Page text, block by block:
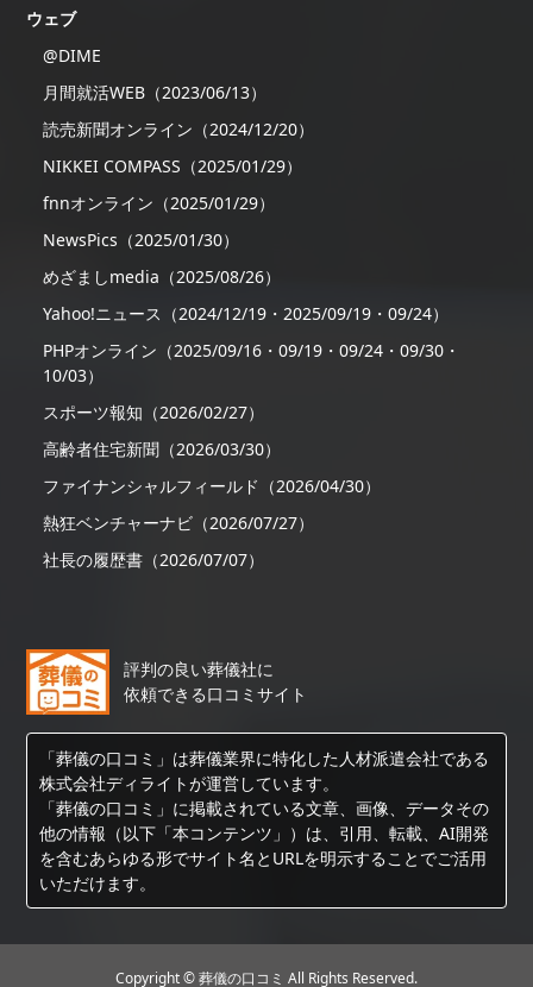
ウェブ
@DIME
月間就活WEB（2023/06/13）
読売新聞オンライン（2024/12/20）
NIKKEI COMPASS（2025/01/29）
fnnオンライン（2025/01/29）
NewsPics（2025/01/30）
めざましmedia（2025/08/26）
Yahoo!ニュース（2024/12/19・2025/09/19・09/24）
PHPオンライン（2025/09/16・09/19・09/24・09/30・
10/03）
スポーツ報知（2026/02/27）
高齢者住宅新聞（2026/03/30）
ファイナンシャルフィールド（2026/04/30）
熱狂ベンチャーナビ（2026/07/27）
社長の履歴書（2026/07/07）
評判の良い葬儀社に
依頼できる口コミサイト
「葬儀の口コミ」は葬儀業界に特化した人材派遣会社である
株式会社ディライトが運営しています。
「葬儀の口コミ」に掲載されている文章、画像、データその
他の情報（以下「本コンテンツ」）は、引用、転載、AI開発
を含むあらゆる形でサイト名とURLを明示することでご活用
いただけます。
Copyright © 葬儀の口コミ All Rights Reserved.